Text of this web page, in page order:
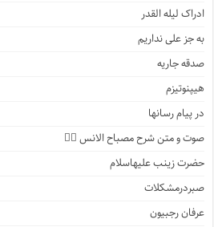
ادراک لیله القدر
به جز علی نداریم
صدقه جاریه
هیپنوتیزم
در پیام رسانها
صوت و متن شرح مصباح الانس ۵️⃣
حضرت زینب علیهاسلام
صبردرمشکلات
عرفان رجبیون